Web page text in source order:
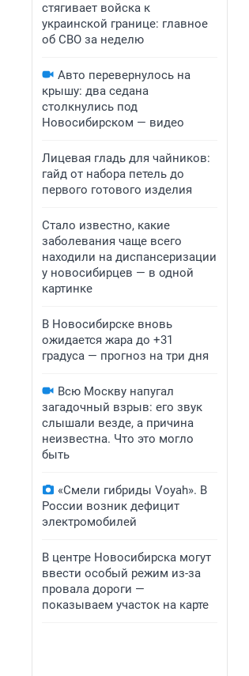
стягивает войска к
украинской границе: главное
об СВО за неделю
Авто перевернулось на
крышу: два седана
столкнулись под
Новосибирском — видео
Лицевая гладь для чайников:
гайд от набора петель до
первого готового изделия
Стало известно, какие
заболевания чаще всего
находили на диспансеризации
у новосибирцев — в одной
картинке
В Новосибирске вновь
ожидается жара до +31
градуса — прогноз на три дня
Всю Москву напугал
загадочный взрыв: его звук
слышали везде, а причина
неизвестна. Что это могло
быть
«Смели гибриды Voyah». В
России возник дефицит
электромобилей
В центре Новосибирска могут
ввести особый режим из-за
провала дороги —
показываем участок на карте